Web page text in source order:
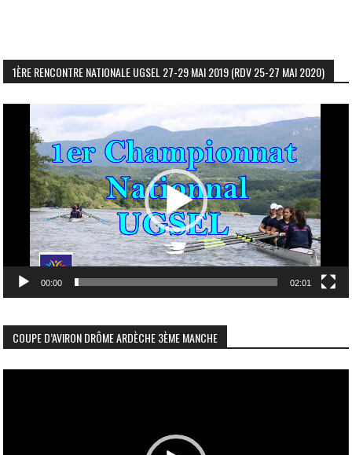
1ÈRE RENCONTRE NATIONALE UGSEL 27-29 MAI 2019 (RDV 25-27 MAI 2020)
vidéo
00:00 02:01
COUPE D’AVIRON DRÔME ARDÈCHE 3ÈME MANCHE